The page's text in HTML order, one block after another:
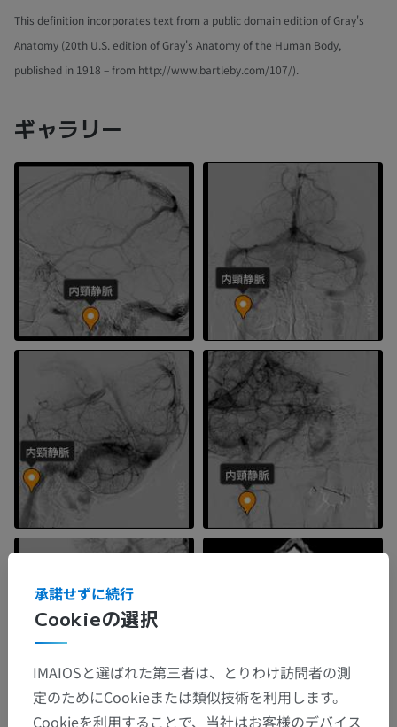
This definition incorporates text from a public domain edition of Gray's
Anatomy (20th U.S. edition of Gray's Anatomy of the Human Body,
published in 1918 – from http://www.bartleby.com/107/).
ギャラリー
Cookieの選択
承諾せずに続行
IMAIOSと選ばれた第三者は、とりわけ訪問者の測
定のためにCookieまたは類似技術を利用します。
Cookieを利用することで、当社はお客様のデバイス